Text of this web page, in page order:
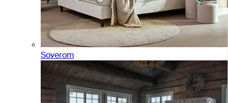
Soverom